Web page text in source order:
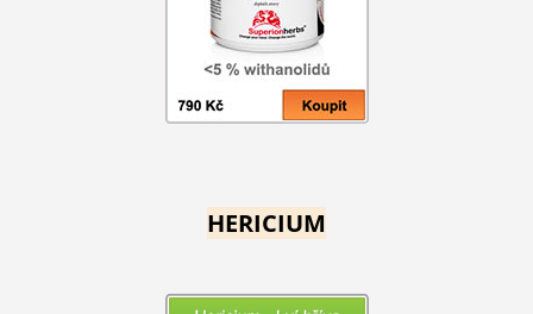
HERICIUM